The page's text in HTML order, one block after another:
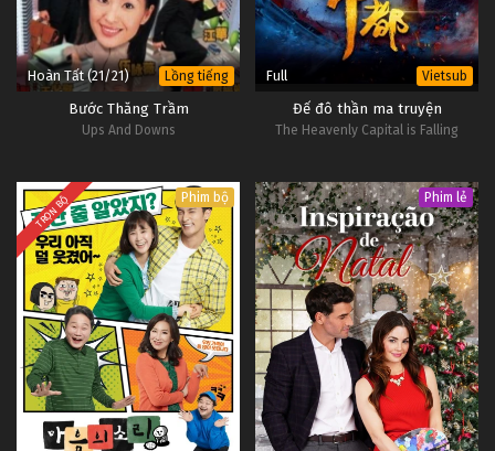
Hoàn Tất (21/21) Lồng tiếng
Bước Thăng Trầm
Ups And Downs
Full Vietsub
Đế đô thần ma truyện
The Heavenly Capital is Falling
TRỌN BỘ Phim bộ Phim lẻ